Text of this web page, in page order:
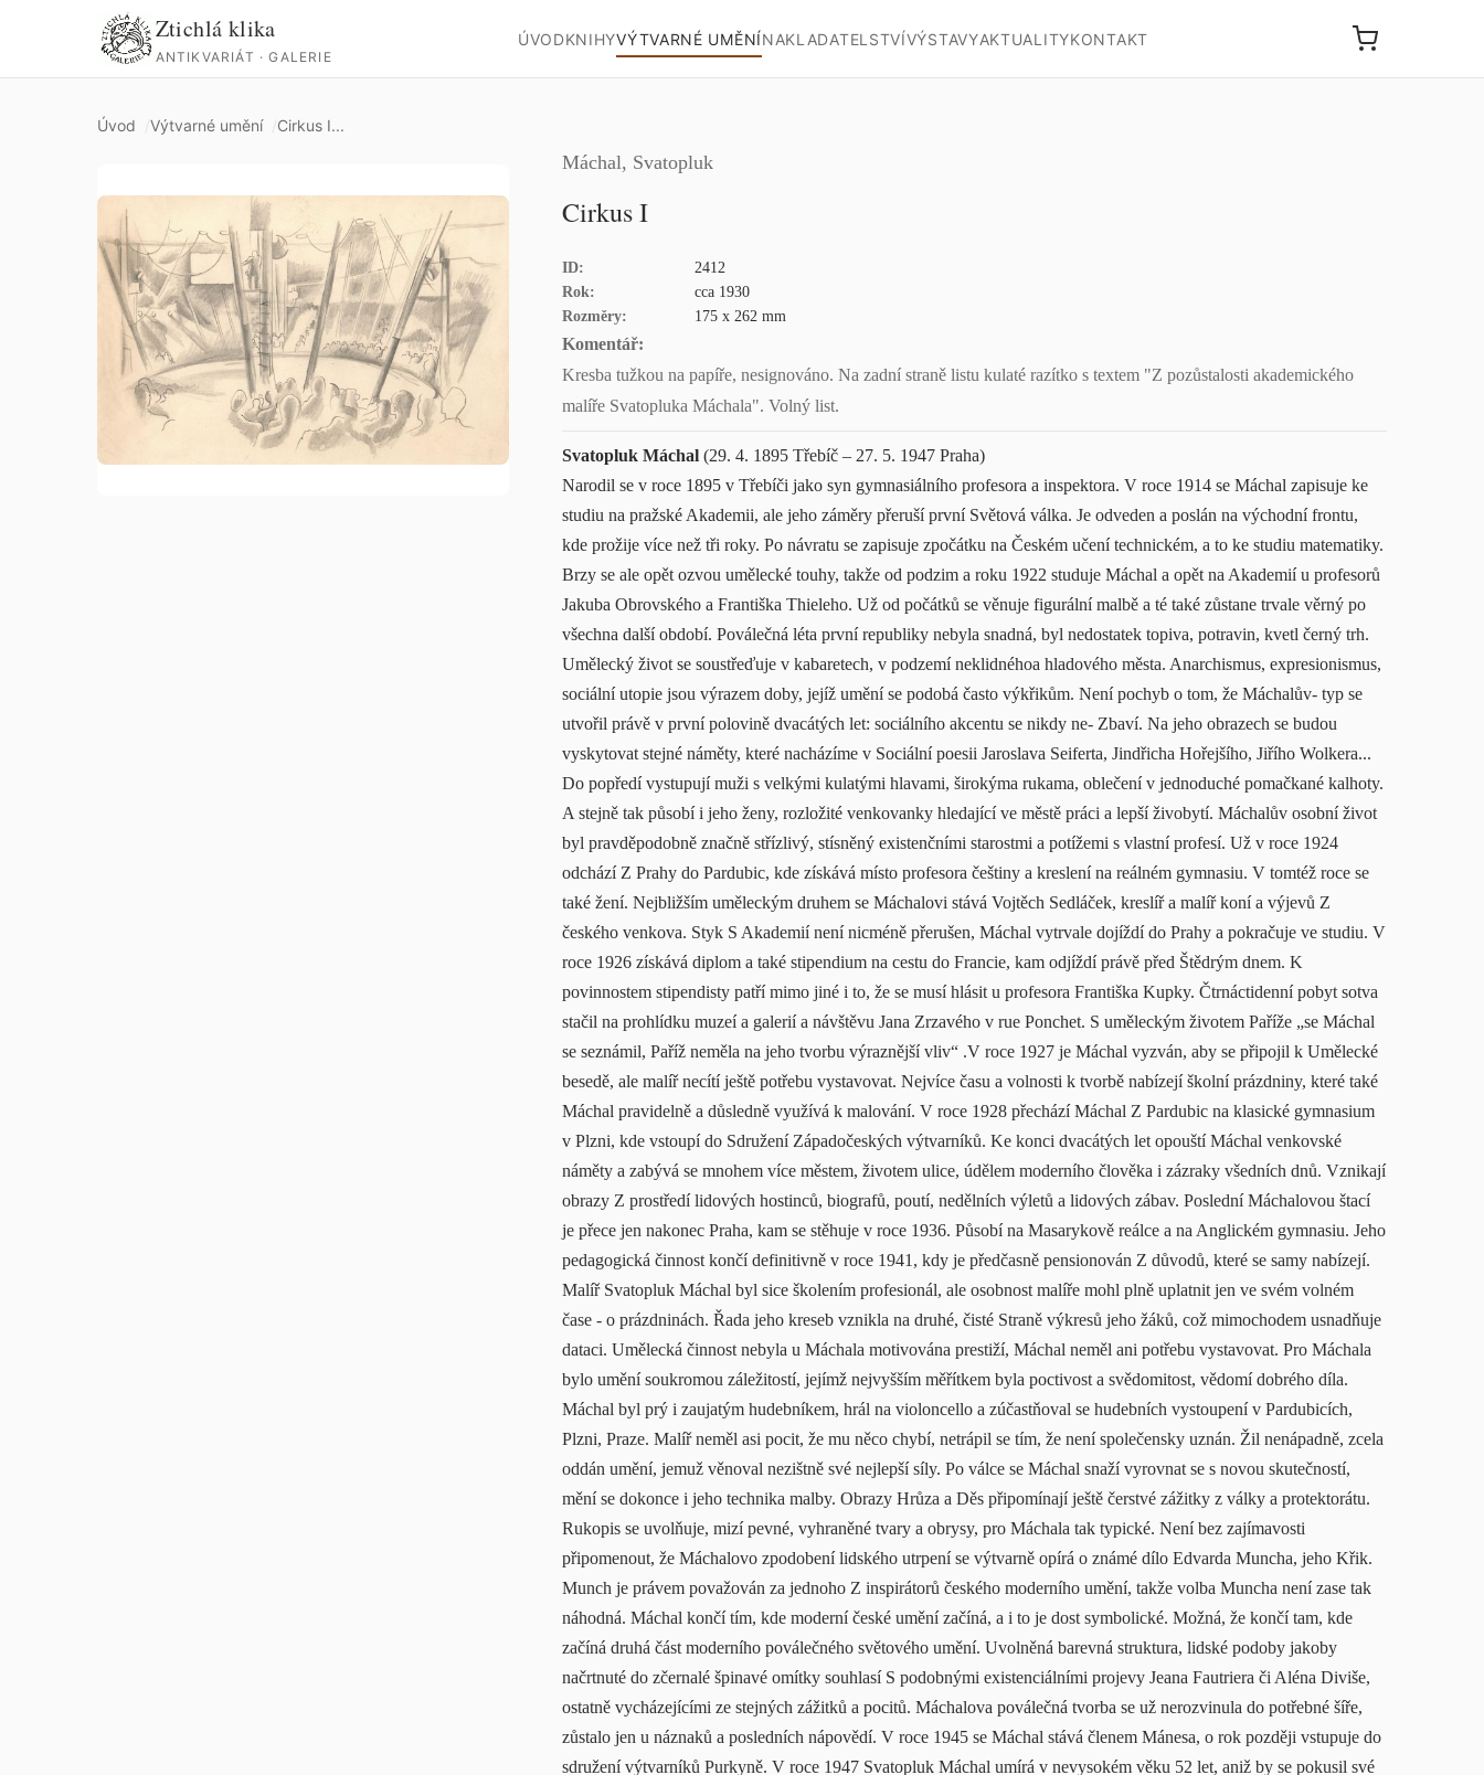
Ztichlá klika
ANTIKVARIÁT · GALERIE
ÚVODKNIHYVÝTVARNÉ UMĚNÍNAKLADATELSTVÍVÝSTAVYAKTUALITYKONTAKT
Úvod Výtvarné umění Cirkus I...
Máchal, Svatopluk
Cirkus I
ID:
2412
Rok:
cca 1930
Rozměry:
175 x 262 mm
Komentář:
Kresba tužkou na papíře, nesignováno. Na zadní straně listu kulaté razítko s textem "Z pozůstalosti akademického
malíře Svatopluka Máchala". Volný list.
Svatopluk Máchal (29. 4. 1895 Třebíč – 27. 5. 1947 Praha)
Narodil se v roce 1895 v Třebíči jako syn gymnasiálního profesora a inspektora. V roce 1914 se Máchal zapisuje ke
studiu na pražské Akademii, ale jeho záměry přeruší první Světová válka. Je odveden a poslán na východní frontu,
kde prožije více než tři roky. Po návratu se zapisuje zpočátku na Českém učení technickém, a to ke studiu matematiky.
Brzy se ale opět ozvou umělecké touhy, takže od podzim a roku 1922 studuje Máchal a opět na Akademií u profesorů
Jakuba Obrovského a Františka Thieleho. Už od počátků se věnuje figurální malbě a té také zůstane trvale věrný po
všechna další období. Poválečná léta první republiky nebyla snadná, byl nedostatek topiva, potravin, kvetl černý trh.
Umělecký život se soustřeďuje v kabaretech, v podzemí neklidnéhoa hladového města. Anarchismus, expresionismus,
sociální utopie jsou výrazem doby, jejíž umění se podobá často výkřikům. Není pochyb o tom, že Máchalův- typ se
utvořil právě v první polovině dvacátých let: sociálního akcentu se nikdy ne- Zbaví. Na jeho obrazech se budou
vyskytovat stejné náměty, které nacházíme v Sociální poesii Jaroslava Seiferta, Jindřicha Hořejšího, Jiřího Wolkera...
Do popředí vystupují muži s velkými kulatými hlavami, širokýma rukama, oblečení v jednoduché pomačkané kalhoty.
A stejně tak působí i jeho ženy, rozložité venkovanky hledající ve městě práci a lepší živobytí. Máchalův osobní život
byl pravděpodobně značně střízlivý, stísněný existenčními starostmi a potížemi s vlastní profesí. Už v roce 1924
odchází Z Prahy do Pardubic, kde získává místo profesora češtiny a kreslení na reálném gymnasiu. V tomtéž roce se
také žení. Nejbližším uměleckým druhem se Máchalovi stává Vojtěch Sedláček, kreslíř a malíř koní a výjevů Z
českého venkova. Styk S Akademií není nicméně přerušen, Máchal vytrvale dojíždí do Prahy a pokračuje ve studiu. V
roce 1926 získává diplom a také stipendium na cestu do Francie, kam odjíždí právě před Štědrým dnem. K
povinnostem stipendisty patří mimo jiné i to, že se musí hlásit u profesora Františka Kupky. Čtrnáctidenní pobyt sotva
stačil na prohlídku muzeí a galerií a návštěvu Jana Zrzavého v rue Ponchet. S uměleckým životem Paříže „se Máchal
se seznámil, Paříž neměla na jeho tvorbu výraznější vliv“ .V roce 1927 je Máchal vyzván, aby se připojil k Umělecké
besedě, ale malíř necítí ještě potřebu vystavovat. Nejvíce času a volnosti k tvorbě nabízejí školní prázdniny, které také
Máchal pravidelně a důsledně využívá k malování. V roce 1928 přechází Máchal Z Pardubic na klasické gymnasium
v Plzni, kde vstoupí do Sdružení Západočeských výtvarníků. Ke konci dvacátých let opouští Máchal venkovské
náměty a zabývá se mnohem více městem, životem ulice, údělem moderního člověka i zázraky všedních dnů. Vznikají
obrazy Z prostředí lidových hostinců, biografů, poutí, nedělních výletů a lidových zábav. Poslední Máchalovou štací
je přece jen nakonec Praha, kam se stěhuje v roce 1936. Působí na Masarykově reálce a na Anglickém gymnasiu. Jeho
pedagogická činnost končí definitivně v roce 1941, kdy je předčasně pensionován Z důvodů, které se samy nabízejí.
Malíř Svatopluk Máchal byl sice školením profesionál, ale osobnost malíře mohl plně uplatnit jen ve svém volném
čase - o prázdninách. Řada jeho kreseb vznikla na druhé, čisté Straně výkresů jeho žáků, což mimochodem usnadňuje
dataci. Umělecká činnost nebyla u Máchala motivována prestiží, Máchal neměl ani potřebu vystavovat. Pro Máchala
bylo umění soukromou záležitostí, jejímž nejvyšším měřítkem byla poctivost a svědomitost, vědomí dobrého díla.
Máchal byl prý i zaujatým hudebníkem, hrál na violoncello a zúčastňoval se hudebních vystoupení v Pardubicích,
Plzni, Praze. Malíř neměl asi pocit, že mu něco chybí, netrápil se tím, že není společensky uznán. Žil nenápadně, zcela
oddán umění, jemuž věnoval nezištně své nejlepší síly. Po válce se Máchal snaží vyrovnat se s novou skutečností,
mění se dokonce i jeho technika malby. Obrazy Hrůza a Děs připomínají ještě čerstvé zážitky z války a protektorátu.
Rukopis se uvolňuje, mizí pevné, vyhraněné tvary a obrysy, pro Máchala tak typické. Není bez zajímavosti
připomenout, že Máchalovo zpodobení lidského utrpení se výtvarně opírá o známé dílo Edvarda Muncha, jeho Křik.
Munch je právem považován za jednoho Z inspirátorů českého moderního umění, takže volba Muncha není zase tak
náhodná. Máchal končí tím, kde moderní české umění začíná, a i to je dost symbolické. Možná, že končí tam, kde
začíná druhá část moderního poválečného světového umění. Uvolněná barevná struktura, lidské podoby jakoby
načrtnuté do zčernalé špinavé omítky souhlasí S podobnými existenciálními projevy Jeana Fautriera či Aléna Diviše,
ostatně vycházejícími ze stejných zážitků a pocitů. Máchalova poválečná tvorba se už nerozvinula do potřebné šíře,
zůstalo jen u náznaků a posledních nápovědí. V roce 1945 se Máchal stává členem Mánesa, o rok později vstupuje do
sdružení výtvarníků Purkyně. V roce 1947 Svatopluk Máchal umírá v nevysokém věku 52 let, aniž by se pokusil své